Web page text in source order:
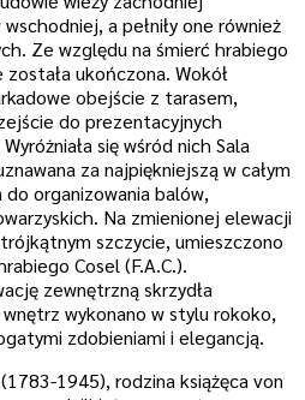
a pełniły one również
Ze względu na śmierć hrabiego
ukończona. Wokół
obejście z tarasem,
do prezentacyjnych
się wśród nich Sala
za najpiękniejszą w całym
do organizowania balów,
Na zmienionej elewacji
szczycie, umieszczono
Cosel (F.A.C.).
zewnętrzną skrzydła
wykonano w stylu rokoko,
zdobieniami i elegancją.
1945), rodzina książęca von